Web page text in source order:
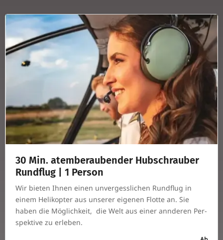
30 Min. atem­be­rau­bender Hub­schrauber
Rund­flug | 1 Person
Wir bieten Ihnen einen unver­gess­li­chen Rund­flug in
einem Heli­ko­pter aus unserer eigenen Flotte an. Sie
haben die Mög­lich­keit, die Welt aus einer ann­deren Per­
spek­tive zu erleben.